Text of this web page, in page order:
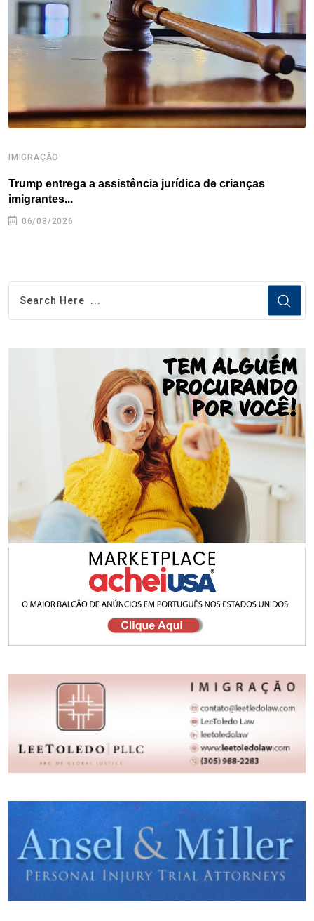
o
k
I
n
e
s
t
p
IMIGRAÇÃO
Trump entrega a assistência jurídica de crianças
imigrantes...
06/08/2026